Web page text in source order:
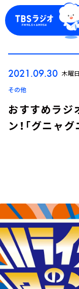
トピックス
TBS
お知らせ
イベント・
YouTube
会社情報
2021.09.30 木曜日
その他
おすすめラ
ン！「グニャ